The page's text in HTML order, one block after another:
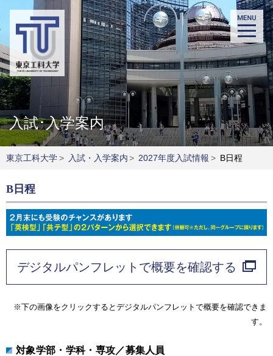
入試･入学案内
東京工科大学> 入試・入学案内 > 2027年度入試情報 > B日程
B日程
デジタルパンフレットで概要を確認する
※下の画像をクリックするとデジタルパンフレットで概要を確認できま
す。
対象学部・学科・専攻／募集人員